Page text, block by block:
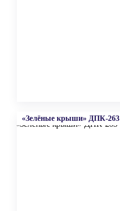
«Зелёные крыши» ДПК-263